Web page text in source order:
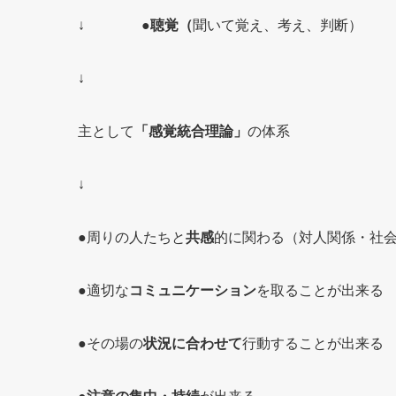
↓ ●聴覚（聞いて覚え、考え、判断）
↓
主として 「感覚統合理論」 の体系
↓
●周りの人たちと共感的に関わる（対人関係・社
●適切なコミュニケーションを取ることが出来る
●その場の状況に合わせて行動することが出来る